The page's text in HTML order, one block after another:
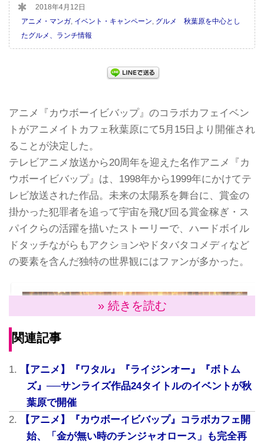
2018年4月12日
アニメ・マンガ イベント・キャンペーン グルメ 秋葉原を中心とし
たグルメ、ランチ情報
アニメ『カウボーイビバップ』のコラボカフェイベン
トがアニメイトカフェ秋葉原にて5月15日より開催され
ることが決定した。
テレビアニメ放送から20周年を迎えた名作アニメ『カ
ウボーイビバップ』は、1998年から1999年にかけてテ
レビ放送された作品。未来の太陽系を舞台に、賞金の
掛かった犯罪者を追って宇宙を飛び回る賞金稼ぎ・ス
パイクらの活躍を描いたストーリーで、ハードボイル
ドタッチながらもアクションやドタバタコメディなど
の要素を含んだ独特の世界観にはファンが多かった。
» 続きを読む
関連記事
【アニメ】『ワタル』『ライジンオー』『ボトム
ズ』──サンライズ作品24タイトルのイベントが秋
葉原で開催
【アニメ】『カウボーイビバップ』コラボカフェ開
始、「金が無い時のチンジャオロース」も完全再